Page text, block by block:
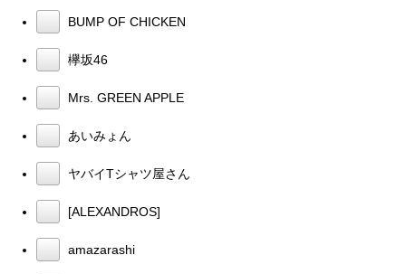
BUMP OF CHICKEN
欅坂46
Mrs. GREEN APPLE
あいみょん
ヤバイTシャツ屋さん
[ALEXANDROS]
amazarashi